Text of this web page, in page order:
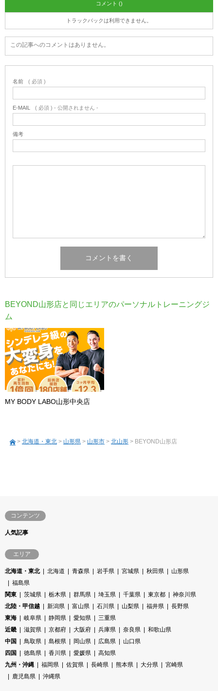
コメント ()
トラックバックは利用できません。
この記事へのコメントはありません。
名前 ( 必須 )
E-MAIL ( 必須 ) - 公開されません -
備考
BEYOND山形店と同じエリアのパーソナルトレーニングジ
ム
MY BODY LABO山形中央店
> 北海道・東北 > 山形県 > 山形市 > 北山形 > BEYOND山形店
コンテンツ
人気記事
エリア
北海道・東北 北海道 青森県 岩手県 宮城県 秋田県
山形県
福島県
関東
茨城県 栃木県 群馬県 埼玉県 千葉県 東京都
神奈川県
北陸・甲信越
新潟県 富山県 石川県 山梨県 福井県
長野県
東海
岐阜県 静岡県 愛知県
三重県
近畿
滋賀県 京都府 大阪府 兵庫県 奈良県
和歌山県
中国
鳥取県 島根県 岡山県 広島県
山口県
四国
徳島県 香川県 愛媛県
高知県
九州・沖縄
福岡県 佐賀県 長崎県 熊本県 大分県
宮崎県
鹿児島県
沖縄県